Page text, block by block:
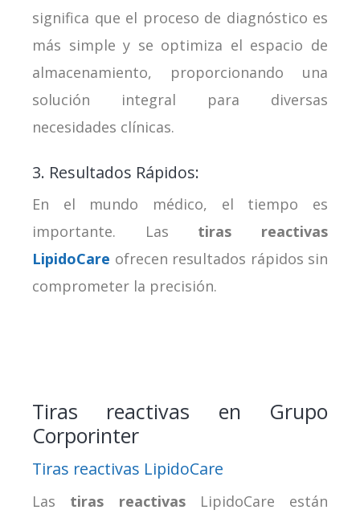
significa que el proceso de diagnóstico es
más simple y se optimiza el espacio de
almacenamiento, proporcionando una
solución integral para diversas
necesidades clínicas.
3. Resultados Rápidos:
En el mundo médico, el tiempo es
importante. Las tiras reactivas
LipidoCare ofrecen resultados rápidos sin
comprometer la precisión.
Tiras reactivas en Grupo
Corporinter
Tiras reactivas LipidoCare
Las tiras reactivasLipidoCare están